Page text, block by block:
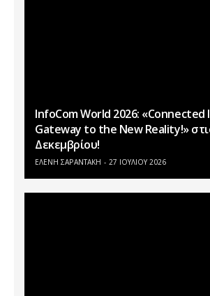
InfoCom World 2026: «Connected
Gateway to the New Reality!»
Δεκεμβρίου!
ΕΛΕΝΗ ΣΑΡΑΝΤΑΚΗ 27 ΙΟΥΛΊΟΥ 2026